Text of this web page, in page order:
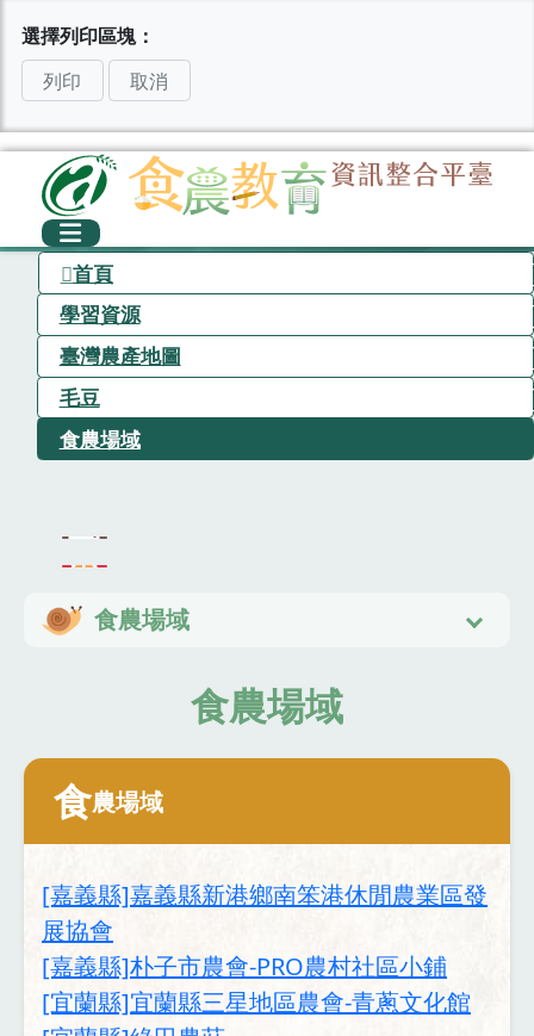
選擇列印區塊：
列印
取消
首頁
學習資源
臺灣農產地圖
毛豆
食農場域
食農場域
食農場域
食農場域
[嘉義縣]嘉義縣新港鄉南笨港休閒農業區發
展協會
[嘉義縣]朴子市農會-PRO農村社區小鋪
[宜蘭縣]宜蘭縣三星地區農會-青蔥文化館